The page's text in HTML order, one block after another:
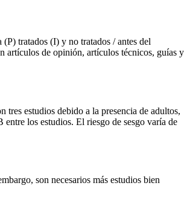
tratados (I) y no tratados / antes del
artículos de opinión, artículos técnicos, guías y
tres estudios debido a la presencia de adultos,
los estudios. El riesgo de sesgo varía de
son necesarios más estudios bien